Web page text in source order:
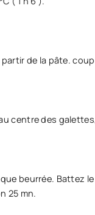
de la pâte.
centre des
beurrée. Battez
25 mn.